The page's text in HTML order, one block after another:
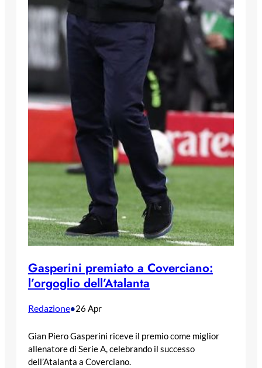
Gasperini premiato a Coverciano:
l’orgoglio dell’Atalanta
Redazione•26 Apr
Gian Piero Gasperini riceve il premio come miglior
allenatore di Serie A, celebrando il successo
dell’Atalanta a Coverciano.